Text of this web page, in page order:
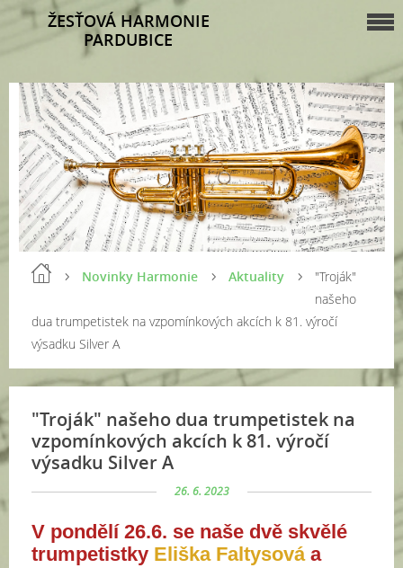
ŽESŤOVÁ HARMONIE
PARDUBICE
Novinky Harmonie Aktuality
"Troják"
našeho
dua trumpetistek na vzpomínkových akcích k 81. výročí
výsadku Silver A
"Troják" našeho dua trumpetistek na
vzpomínkových akcích k 81. výročí
výsadku Silver A
26. 6. 2023
V pondělí 26.6. se naše dvě skvělé
trumpetistky Eliška Faltysová a